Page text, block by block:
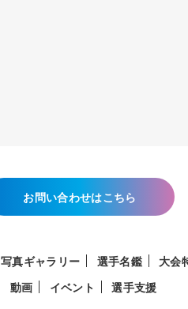
お問い合わせはこちら
写真ギャラリー 選手名鑑
大会
動画 イベント 選手支援